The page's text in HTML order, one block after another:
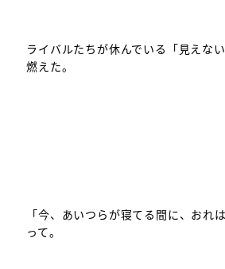
ライバルたちが休んでいる「見えな
燃えた。
「今、あいつらが寝てる間に、おれ
って。